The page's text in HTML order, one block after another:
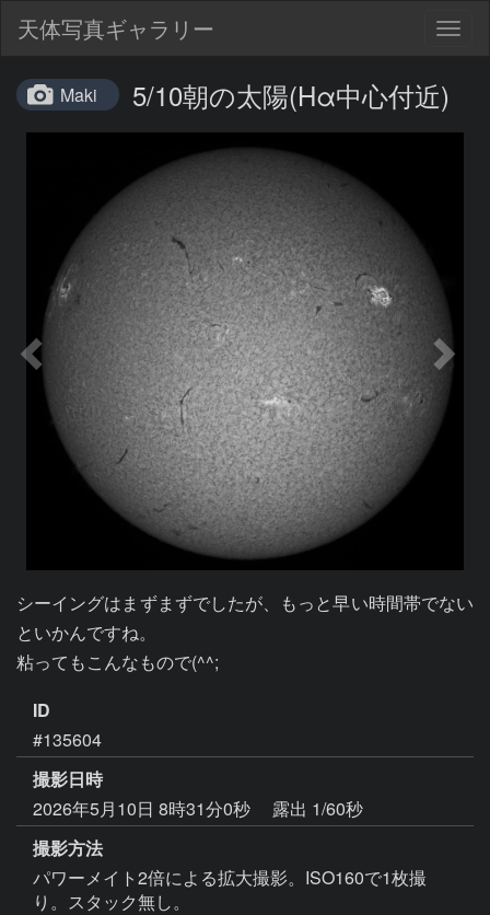
天体写真ギャラリー
Maki 5/10朝の太陽(Hα中心付近)
シーイングはまずまずでしたが、もっと早い時間帯でない
といかんですね。
粘ってもこんなもので(^^;
ID
#135604
撮影日時
2026年5月10日 8時31分0秒
露出 1/60秒
撮影方法
パワーメイト2倍による拡大撮影。ISO160で1枚撮
り。スタック無し。